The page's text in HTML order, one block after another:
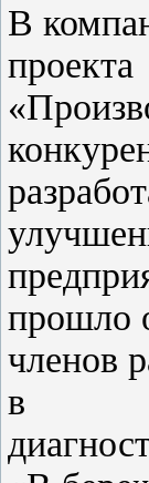
В
проекта
прошло
членов
в